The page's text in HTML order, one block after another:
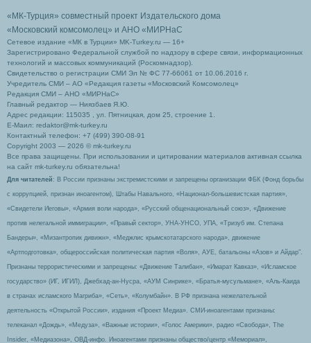
«МК-Турция» совместный проект Издательского дома
«Московский комсомолец» и АНО «МИРНаС
Сетевое издание «МК в Турции» MK-Turkey.ru — 16+
Зарегистрировано Федеральной службой по надзору в сфере связи, информационных
технологий и массовых коммуникаций (Роскомнадзор).
Свидетельство о регистрации СМИ Эл № ФС 77-66061 от 10.06.2016 г.
Учредитель СМИ – АО «Редакция газеты «Московский Комсомолец»
Редакция СМИ – АНО «МИРНаС»
Главный редактор — Ниязбаев Я.Ю.
Адрес редакции: 115035 , ул. Пятницкая, дом 25, строение 1.
Е-Маил: redaktor@mk-turkey.ru
Контактный телефон: +7 (499) 390-08-91
Copyright 2003 — 2026 © mk-turkey.ru
Все права защищены. При использовании и цитировании материалов активная ссылка
на сайт mk-turkey.ru обязательна!
Для читателей : В России признаны экстремистскими и запрещены организации ФБК (Фонд борьбы
с коррупцией, признан иноагентом), Штабы Навального, «Национал-большевистская партия»,
«Свидетели Иеговы», «Армия воли народа», «Русский общенациональный союз», «Движение
против нелегальной иммиграции», «Правый сектор», УНА-УНСО, УПА, «Тризуб им. Степана
Бандеры», «Мизантропик дивижн», «Меджлис крымскотатарского народа», движение
«Артподготовка», общероссийская политическая партия «Воля», АУЕ, батальоны «Азов» и Айдар″.
Признаны террористическими и запрещены: «Движение Талибан», «Имарат Кавказ», «Исламское
государство» (ИГ, ИГИЛ), Джебхад-ан-Нусра, «АУМ Синрике», «Братья-мусульмане», «Аль-Каида
в странах исламского Магриба», «Сеть», «Колумбайн». В РФ признана нежелательной
деятельность «Открытой России», издания «Проект Медиа». СМИ-иноагентами признаны:
телеканал «Дождь», «Медуза», «Важные истории», «Голос Америки», радио «Свобода», The
Insider, «Медиазона», ОВД-инфо. Иноагентами признаны общество/центр «Мемориал»,